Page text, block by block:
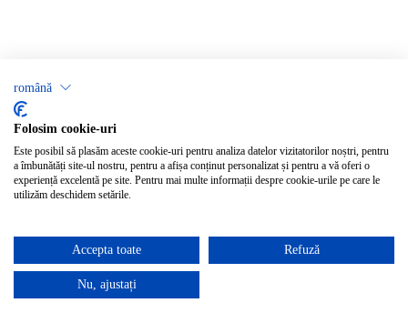
română
Folosim cookie-uri
Este posibil să plasăm aceste cookie-uri pentru analiza datelor vizitatorilor noștri, pentru
a îmbunătăți site-ul nostru, pentru a afișa conținut personalizat și pentru a vă oferi o
experiență excelentă pe site. Pentru mai multe informații despre cookie-urile pe care le
utilizăm deschidem setările.
Accepta toate Refuză
Nu, ajustați